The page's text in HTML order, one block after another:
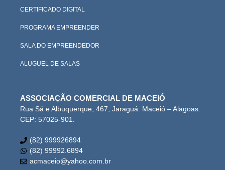
CERTIFICADO DIGITAL
PROGRAMA EMPREENDER
SALA DO EMPREENDEDOR
ALUGUEL DE SALAS
ASSOCIAÇÃO COMERCIAL DE MACEIÓ
Rua Sá e Albuquerque, 467, Jaraguá. Maceió – Alagoas.
CEP: 57025-901.
(82) 999926894
(82) 99992.6894
acmaceio@yahoo.com.br